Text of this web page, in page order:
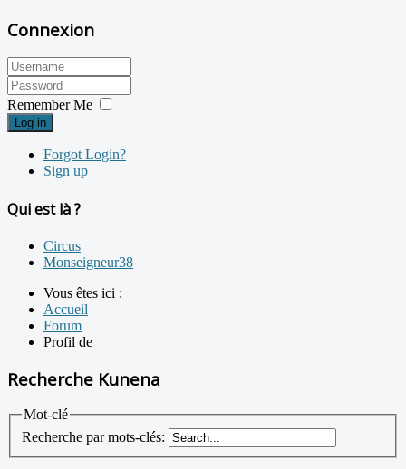
Connexion
Remember Me
Log in
Forgot Login?
Sign up
Qui est là ?
Circus
Monseigneur38
Vous êtes ici :
Accueil
Forum
Profil de
Recherche Kunena
Mot-clé
Recherche par mots-clés: